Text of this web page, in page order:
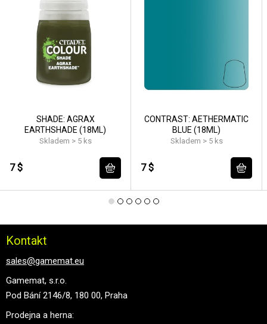
SHADE: AGRAX
EARTHSHADE (18ML)
Skladem > 5 ks
7 $
CONTRAST: AETHERMATIC
BLUE (18ML)
Skladem > 5 ks
7 $
Kontakt
sales@gamemat.eu
Gamemat, s.r.o.
Pod Bání 2146/8, 180 00, Praha
Prodejna a herna: